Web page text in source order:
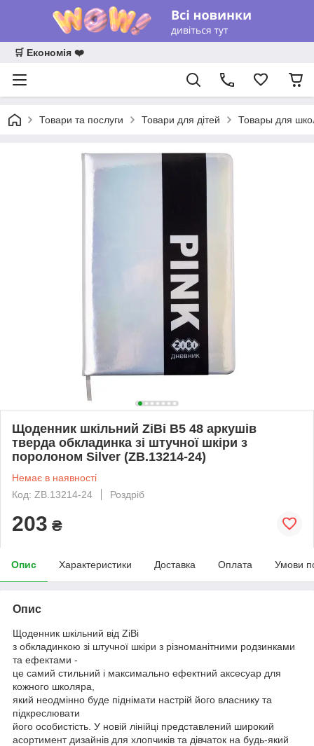
🛒 Економія ❤️
Товари та послуги Товари для дітей Товары для
Щоденник шкільний ZiBi В5 48 аркушів
тверда обкладинка зі штучної шкіри з
поролоном Silver (ZB.13214-24)
Немає в наявності
Код: ZB.13214-24
Роздріб
203 ₴
Опис Характеристики Доставка Оплата Умови
Опис
Щоденник шкільний від ZiBi
з обкладинкою зі штучної шкіри з різноманітними родзинками
та ефектами -
це самий стильний і максимально ефектний аксесуар для
кожного школяра,
який неодмінно буде піднімати настрій його власнику та
підкреслювати
його особистість. У новій лінійці представлений широкий
асортимент дизайнів для хлопчиків та дівчаток на будь-який